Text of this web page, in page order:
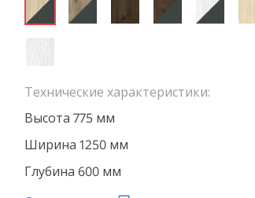
Технические характеристики:
Высота 775 мм
Ширина 1250 мм
Глубина 600 мм